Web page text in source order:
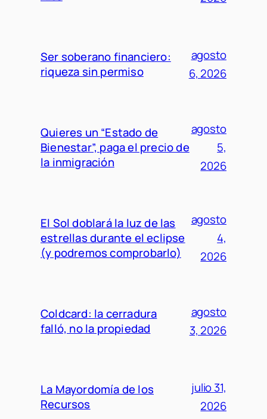
Ser soberano financiero:
riqueza sin permiso
agosto
6, 2026
Quieres un “Estado de
Bienestar”, paga el precio de
la inmigración
agosto
5,
2026
El Sol doblará la luz de las
estrellas durante el eclipse
(y podremos comprobarlo)
agosto
4,
2026
Coldcard: la cerradura
falló, no la propiedad
agosto
3, 2026
La Mayordomía de los
Recursos
julio 31,
2026